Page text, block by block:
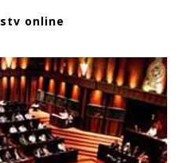
stv online